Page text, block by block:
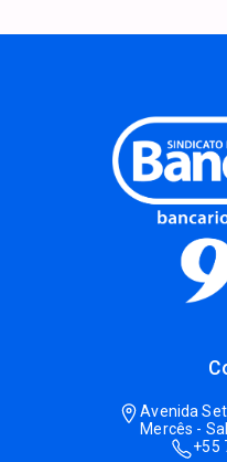
Avenida
Mercês -
+55